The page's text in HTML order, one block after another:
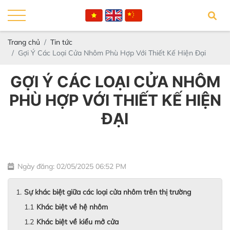
Trang chủ
Tin tức
Gợi Ý Các Loại Cửa Nhôm Phù Hợp Với Thiết Kế Hiện Đại
GỢI Ý CÁC LOẠI CỬA NHÔM
PHÙ HỢP VỚI THIẾT KẾ HIỆN
ĐẠI
Ngày đăng: 02/05/2025 06:52 PM
Sự khác biệt giữa các loại cửa nhôm trên thị trường
Khác biệt về hệ nhôm
Khác biệt về kiểu mở cửa